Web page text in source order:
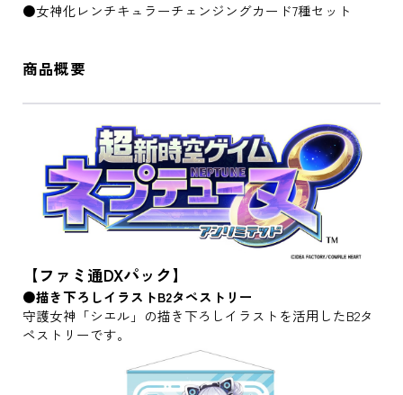
●女神化レンチキュラーチェンジングカード7種セット
商品概要
【ファミ通DXパック】
●描き下ろしイラストB2タペストリー
守護女神「シエル」の描き下ろしイラストを活用したB2タ
ペストリーです。